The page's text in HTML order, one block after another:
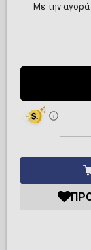
Με την αγορά